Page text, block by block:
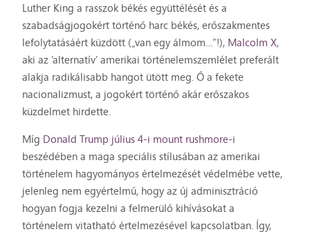
Luther King a rasszok békés együttélését és a
szabadságjogokért történő harc békés, erőszakmentes
lefolytatásáért küzdött („van egy álmom…”!), Malcolm X,
aki az ’alternatív’ amerikai történelemszemlélet preferált
alakja radikálisabb hangot ütött meg. Ő a fekete
nacionalizmust, a jogokért történő akár erőszakos
küzdelmet hirdette.
Míg Donald Trump július 4-i mount rushmore-i
beszédében a maga speciális stílusában az amerikai
történelem hagyományos értelmezését védelmébe vette,
jelenleg nem egyértelmű, hogy az új adminisztráció
hogyan fogja kezelni a felmerülő kihívásokat a
történelem vitatható értelmezésével kapcsolatban. Így,